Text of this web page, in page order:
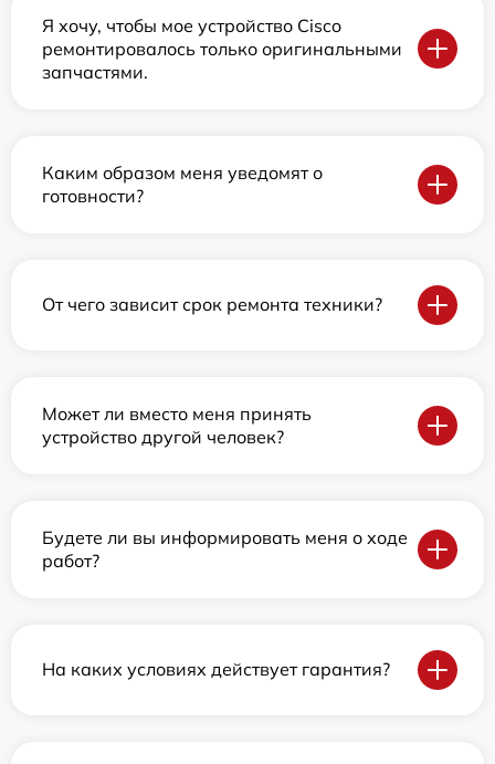
Я хочу, чтобы мое устройство Cisco
ремонтировалось только оригинальными
запчастями.
Каким образом меня уведомят о
готовности?
От чего зависит срок ремонта техники?
Может ли вместо меня принять
устройство другой человек?
Будете ли вы информировать меня о ходе
работ?
На каких условиях действует гарантия?